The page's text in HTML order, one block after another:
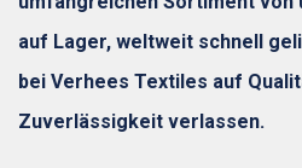
auf Lager, weltweit schnell
bei Verhees Textiles auf
Zuverlässigkeit verlassen.